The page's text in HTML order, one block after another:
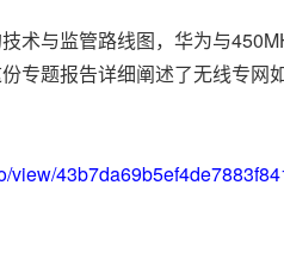
术与监管路线图，华为与
专题报告详细阐述了无线专
view/